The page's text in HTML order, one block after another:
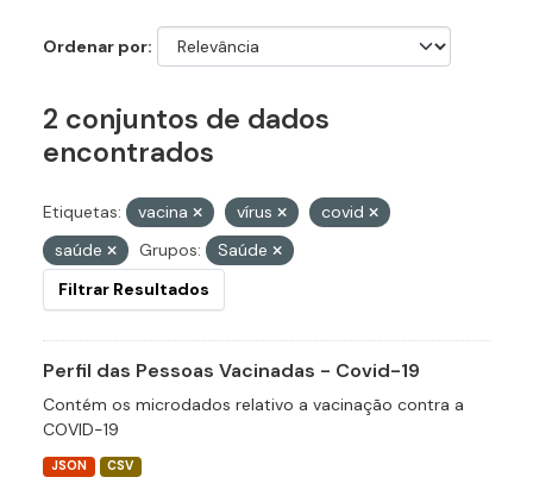
Ordenar por
2 conjuntos de dados
encontrados
Etiquetas: vacina vírus
covid
saúde
Grupos:
Saúde
Filtrar Resultados
Perfil das Pessoas Vacinadas - Covid-19
Contém os microdados relativo a vacinação contra a
COVID-19
JSON CSV